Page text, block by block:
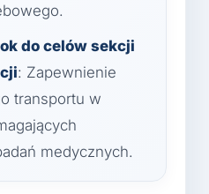
do celów sekcji
: Zapewnienie
transportu w
medycznych.